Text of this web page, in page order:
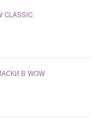
CLASSIC
В WOW